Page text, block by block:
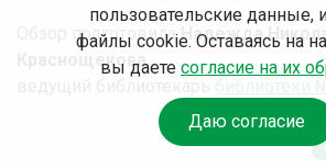
Обзор подготовилаНадежда
Краснощекова
библиотеки
пользовательские данные,
файлы cookie. Оставаясь на
вы даете согласие на их
Даю согласие